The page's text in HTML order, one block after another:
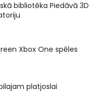
bibliotēka Piedāvā 3D
Xbox One spēles
platjoslai